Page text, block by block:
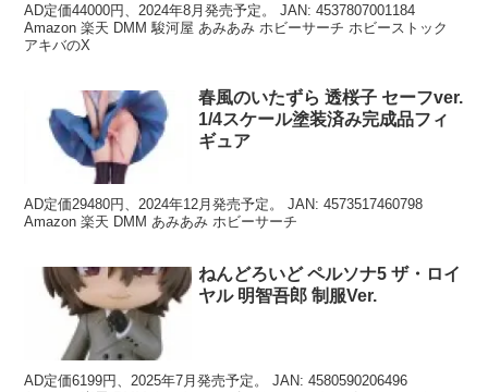
AD定価44000円、2024年8月発売予定。 JAN: 4537807001184
Amazon 楽天 DMM 駿河屋 あみあみ ホビーサーチ ホビーストック
アキバのX
春風のいたずら 透桜子 セーフver.
1/4スケール塗装済み完成品フィ
ギュア
AD定価29480円、2024年12月発売予定。 JAN: 4573517460798
Amazon 楽天 DMM あみあみ ホビーサーチ
ねんどろいど ペルソナ5 ザ・ロイ
ヤル 明智吾郎 制服Ver.
AD定価6199円、2025年7月発売予定。 JAN: 4580590206496